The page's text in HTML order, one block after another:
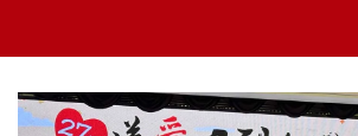
Träume Von
Fliegenden Engeln
Maschinen, maßgeschneiderten
und Geschirr. Kontaktieren Sie uns gerne.